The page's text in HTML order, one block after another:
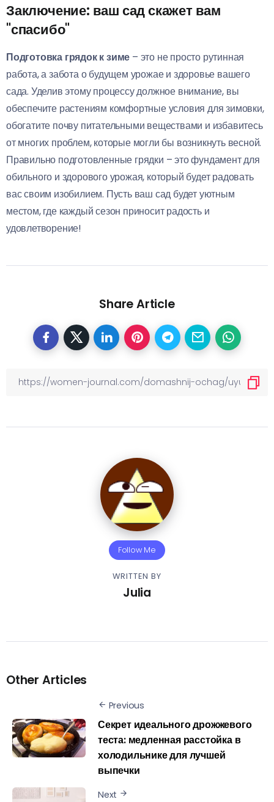
Заключение: ваш сад скажет вам
"спасибо"
Подготовка грядок к зиме – это не просто рутинная
работа, а забота о будущем урожае и здоровье вашего
сада. Уделив этому процессу должное внимание, вы
обеспечите растениям комфортные условия для зимовки,
обогатите почву питательными веществами и избавитесь
от многих проблем, которые могли бы возникнуть весной.
Правильно подготовленные грядки – это фундамент для
обильного и здорового урожая, который будет радовать
вас своим изобилием. Пусть ваш сад будет уютным
местом, где каждый сезон приносит радость и
удовлетворение!
Share Article
Follow Me
WRITTEN BY
Julia
Other Articles
Previous
Секрет идеального дрожжевого
теста: медленная расстойка в
холодильнике для лучшей
выпечки
Next